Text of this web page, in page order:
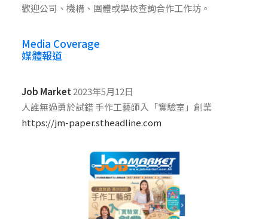
歡迎公司、機構、團體或學校查詢合作工作坊。
Media Coverage
媒體報道
Job Market 2023年5月12日
人誰無過勇於試錯 手作工藝師入「實驗室」創業
https://jm-paper.stheadline.com